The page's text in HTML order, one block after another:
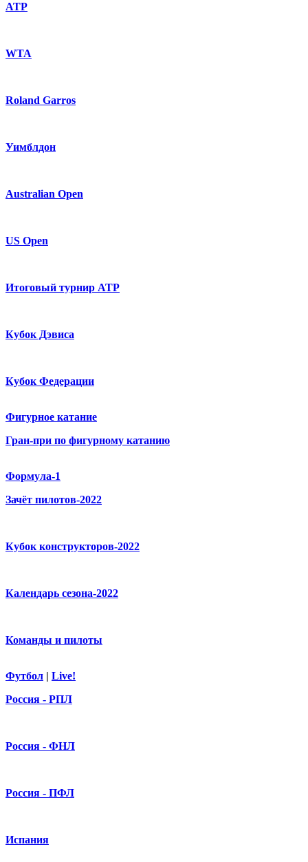
ATP
WTA
Roland Garros
Уимблдон
Australian Open
US Open
Итоговый турнир ATP
Кубок Дэвиса
Кубок Федерации
Фигурное катание
Гран-при по фигурному катанию
Формула-1
Зачёт пилотов-2022
Кубок конструкторов-2022
Календарь сезона-2022
Команды и пилоты
Футбол | Live!
Россия - РПЛ
Россия - ФНЛ
Россия - ПФЛ
Испания